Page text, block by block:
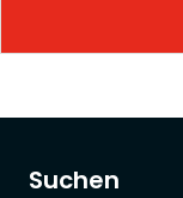
Suchen